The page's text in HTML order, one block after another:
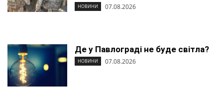
НОВИНИ 07.08.2026
Де у Павлограді не буде світла?
НОВИНИ 07.08.2026